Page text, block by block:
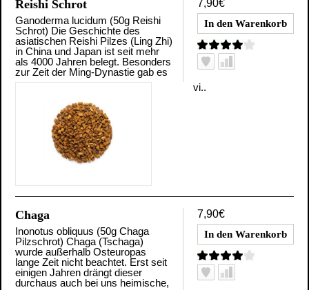
7,90€
Reishi Schrot
Ganoderma lucidum (50g Reishi
Schrot) Die Geschichte des
asiatischen Reishi Pilzes (Ling Zhi)
in China und Japan ist seit mehr
als 4000 Jahren belegt. Besonders
zur Zeit der Ming-Dynastie gab es
vi..
7,90€
Chaga
Inonotus obliquus (50g Chaga
Pilzschrot) Chaga (Tschaga)
wurde außerhalb Osteuropas
lange Zeit nicht beachtet. Erst seit
einigen Jahren drängt dieser
durchaus auch bei uns heimische,